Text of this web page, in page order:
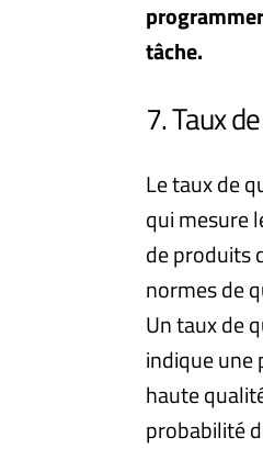
tâche.
7. Taux
Le taux de
qui mesure
de produits
normes de
Un taux de
indique une
haute
probabilité